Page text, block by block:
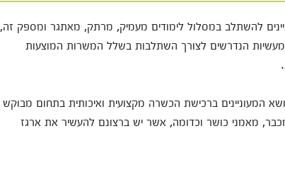
להשתלב במסלול לימודים מעמיק, מרתק, מאתגר ומספק זה,
מעשיות הנדרשים לצורך השתלבות בשלל המשרות המוצעות
המעוניינים ברכישת הכשרה מקצועית ואיכותית בתחום מבוקש
מאמני כושר וכדומה, אשר יש ברצונם להעשיר את ארגז